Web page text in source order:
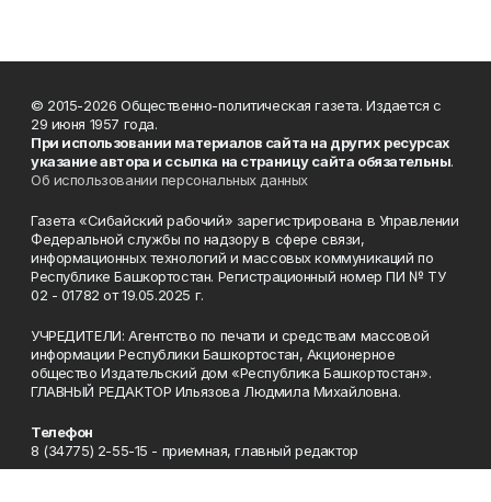
© 2015-2026 Общественно-политическая газета. Издается с
29 июня 1957 года.
При использовании материалов сайта на других ресурсах
указание автора и ссылка на страницу сайта обязательны.
Об использовании персональных данных
Газета «Сибайский рабочий» зарегистрирована в Управлении
Федеральной службы по надзору в сфере связи,
информационных технологий и массовых коммуникаций по
Республике Башкортостан. Регистрационный номер ПИ № ТУ
02 - 01782 от 19.05.2025 г.
УЧРЕДИТЕЛИ: Агентство по печати и средствам массовой
информации Республики Башкортостан, Акционерное
общество Издательский дом «Республика Башкортостан».
ГЛАВНЫЙ РЕДАКТОР Ильязова Людмила Михайловна.
Телефон
8 (34775) 2-55-15 - приемная, главный редактор